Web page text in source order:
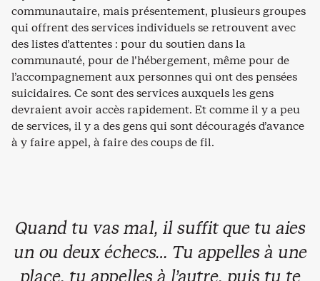
communautaire, mais présentement, plusieurs groupes
qui offrent des services individuels se retrouvent avec
des listes d’attentes : pour du soutien dans la
communauté, pour de l’hébergement, même pour de
l’accompagnement aux personnes qui ont des pensées
suicidaires. Ce sont des services auxquels les gens
devraient avoir accès rapidement. Et comme il y a peu
de services, il y a des gens qui sont découragés d’avance
à y faire appel, à faire des coups de fil.
Quand tu vas mal, il suffit que tu aies
un ou deux échecs… Tu appelles à une